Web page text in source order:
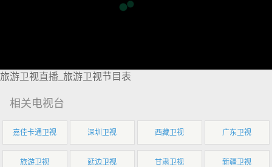
旅游卫视直播_旅游卫视节目表
相关电视台
嘉佳卡通卫视 深圳卫视 西藏卫视 广东卫视
旅游卫视 延边卫视 甘肃卫视 新疆卫视